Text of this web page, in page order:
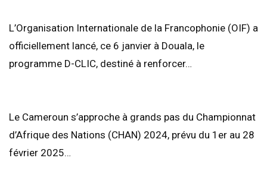
L’Organisation Internationale de la Francophonie (OIF) a
officiellement lancé, ce 6 janvier à Douala, le
programme D-CLIC, destiné à renforcer…
Le Cameroun s’approche à grands pas du Championnat
d’Afrique des Nations (CHAN) 2024, prévu du 1er au 28
février 2025…